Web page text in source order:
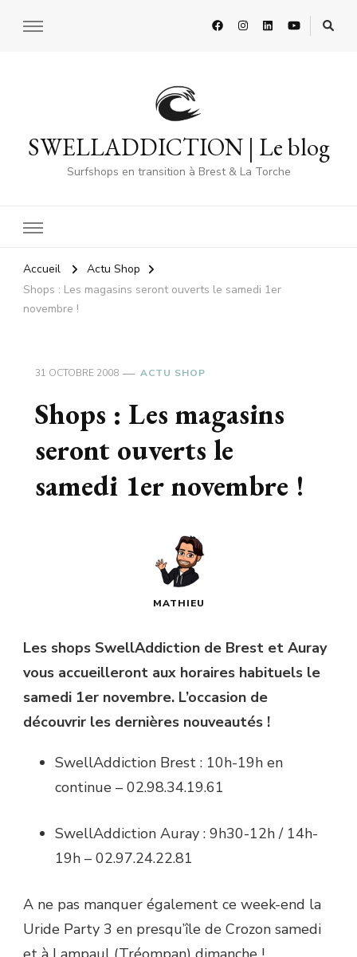
SWELLADDICTION | Le blog
Surfshops en transition à Brest & La Torche
Accueil
Actu Shop
Shops : Les magasins seront ouverts le samedi 1er
novembre !
31 OCTOBRE 2008 ACTU SHOP
Shops : Les magasins
seront ouverts le
samedi 1er novembre !
MATHIEU
Les shops SwellAddiction de Brest et Auray
vous accueilleront aux horaires habituels le
samedi 1er novembre. L’occasion de
découvrir les dernières nouveautés !
SwellAddiction Brest : 10h-19h en
continue – 02.98.34.19.61
SwellAddiction Auray : 9h30-12h / 14h-
19h – 02.97.24.22.81
A ne pas manquer également ce week-end la
Uride Party 3 en presqu’île de Crozon samedi